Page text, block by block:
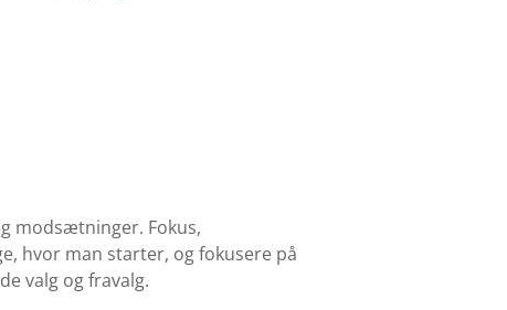
modsætninger. Fokus,
hvor man starter, og fokusere på
valg og fravalg.